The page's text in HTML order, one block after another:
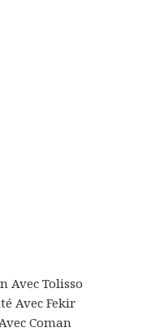
Avec Tolisso
Avec Fekir
Coman